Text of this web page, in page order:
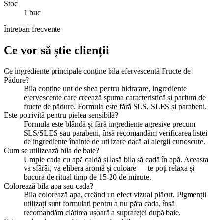
Stoc
1 buc
Întrebări frecvente
Ce vor să știe clienții
Ce ingrediente principale conține bila efervescentă Fructe de
Pădure?
Bila conține unt de shea pentru hidratare, ingrediente
efervescente care creează spuma caracteristică și parfum de
fructe de pădure. Formula este fără SLS, SLES și parabeni.
Este potrivită pentru pielea sensibilă?
Formula este blândă și fără ingrediente agresive precum
SLS/SLES sau parabeni, însă recomandăm verificarea listei
de ingrediente înainte de utilizare dacă ai alergii cunoscute.
Cum se utilizează bila de baie?
Umple cada cu apă caldă și lasă bila să cadă în apă. Aceasta
va sfârâi, va elibera aromă și culoare — te poți relaxa și
bucura de ritual timp de 15-20 de minute.
Colorează bila apa sau cada?
Bila colorează apa, creând un efect vizual plăcut. Pigmenții
utilizați sunt formulați pentru a nu păta cada, însă
recomandăm clătirea ușoară a suprafeței după baie.